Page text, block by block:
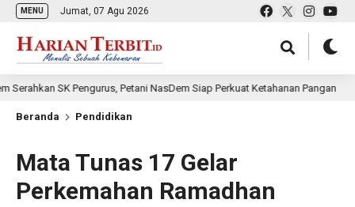
MENU Jumat, 07 Agu 2026
Pengurus, Petani NasDem Siap Perkuat Ketahanan Pangan 7 jam
Beranda Pendidikan
Mata Tunas 17 Gelar
Perkemahan Ramadhan